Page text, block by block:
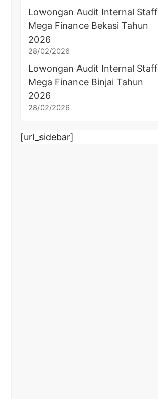
Lowongan Audit Internal Staff
Mega Finance Bekasi Tahun
2026
28/02/2026
Lowongan Audit Internal Staff
Mega Finance Binjai Tahun
2026
28/02/2026
[url_sidebar]